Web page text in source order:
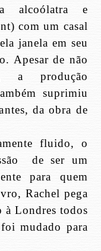
alcoólatra e
com um casal
janela em seu
Apesar de não
a produção
suprimiu
da obra de
fluido, o
de ser um
para quem
Rachel pega
à Londres todos
mudado para